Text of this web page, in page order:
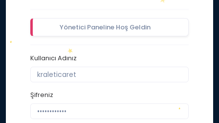
Yönetici Paneline Hoş Geldin
Kullanıcı Adınız
Şifreniz